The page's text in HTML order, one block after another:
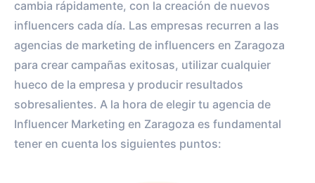
cambia rápidamente, con la creación de nuevos
influencers cada día. Las empresas recurren a las
agencias de marketing de influencers en Zaragoza
para crear campañas exitosas, utilizar cualquier
hueco de la empresa y producir resultados
sobresalientes. A la hora de elegir tu agencia de
Influencer Marketing en Zaragoza es fundamental
tener en cuenta los siguientes puntos: